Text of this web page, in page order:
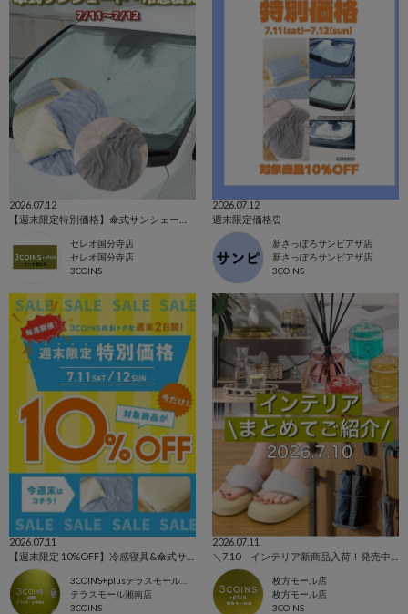
2026.07.12
セレオ国分寺店
セレオ国分寺店
3COINS
2026.07.12
週末限定価格⏰
新さっぽろサンピアザ店
新さっぽろサンピアザ店
3COINS
2026.07.11
3COINS+plusテラスモール湘南店
テラスモール湘南店
3COINS
2026.07.11
枚方モール店
枚方モール店
3COINS